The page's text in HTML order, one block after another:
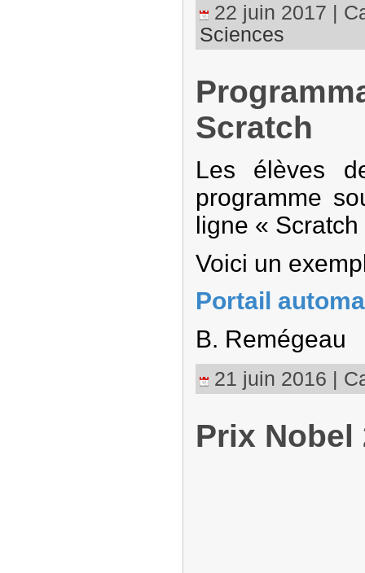
22 juin 2017 |
Sciences
Scratch
Les élèves
programme
ligne « Scratch
Voici un
Portail
B. Remégeau
21 juin 2016 |
Prix Nobel